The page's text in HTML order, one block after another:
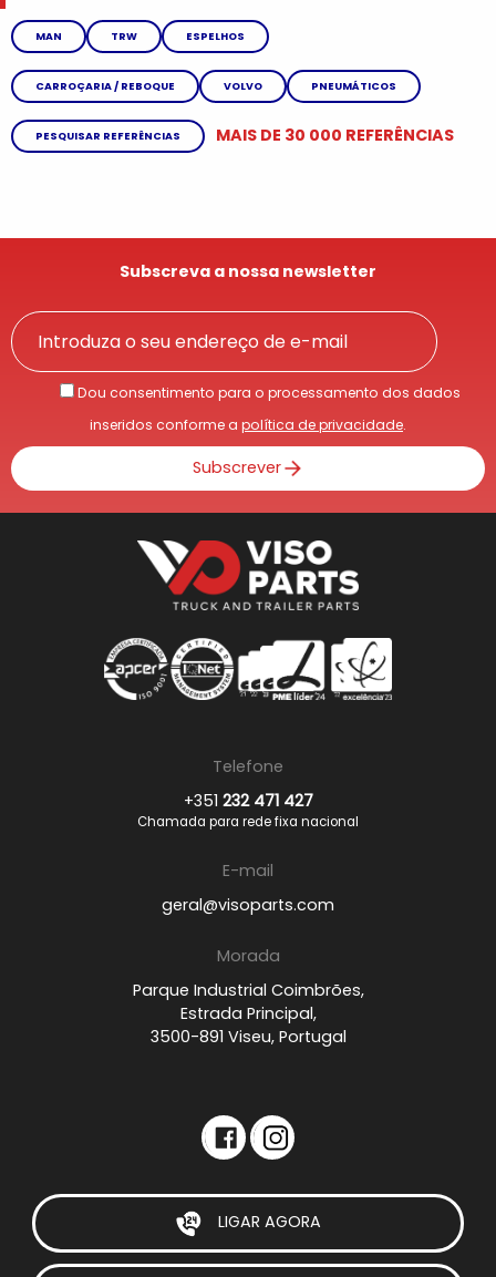
MAN TRW ESPELHOS
CARROÇARIA / REBOQUE VOLVO PNEUMÁTICOS
PESQUISAR REFERÊNCIAS MAIS DE 30 000 REFERÊNCIAS
Subscreva a nossa newsletter
Dou consentimento para o processamento dos dados
inseridos conforme a política de privacidade.
Subscrever
Telefone
+351 232 471 427
Chamada para rede fixa nacional
E-mail
geral@visoparts.com
Morada
Parque Industrial Coimbrões,
Estrada Principal,
3500-891 Viseu, Portugal
LIGAR AGORA